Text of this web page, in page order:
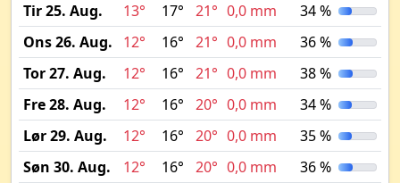
Tir 25. Aug.
13° 17° 21° 0,0 mm
34 %
Ons 26. Aug.
12° 16° 21° 0,0 mm
36 %
Tor 27. Aug.
12° 16° 21° 0,0 mm
38 %
Fre 28. Aug.
12° 16° 20° 0,0 mm
34 %
Lør 29. Aug.
12° 16° 20° 0,0 mm
35 %
Søn 30. Aug.
12° 16° 20° 0,0 mm 36 %